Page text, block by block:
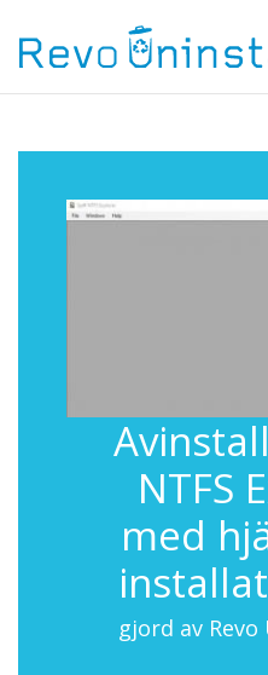
NTFS
med
gjord av